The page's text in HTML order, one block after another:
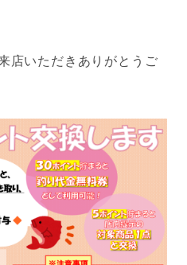
店いただきありがとうご